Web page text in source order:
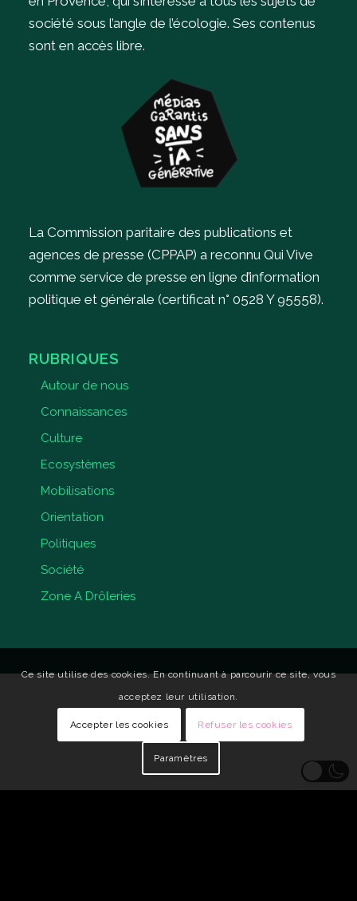
société sous l’angle de l’écologie. Ses contenus
sont en accès libre.
La Commission paritaire des publications et
agences de presse (CPPAP) a reconnu Qui Vive
comme service de presse en ligne d’information
politique et générale (certificat n° 0528 Y 95558).
RUBRIQUES
Autour de nous
Connaissances
Culture
Ecosystèmes
Mobilisations
Orientation
Politiques
Société
Zone A Drôleries
Ce site utilise des cookies. En continuant à parcourir ce site, vous
acceptez leur utilisation.
Accepter les cookies Refuser les cookies
Paramètres